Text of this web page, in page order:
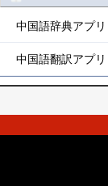
中国語辞典アプ
中国語翻訳アプ